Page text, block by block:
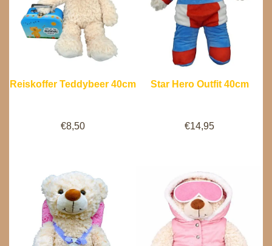
Reiskoffer Teddybeer 40cm
€8,50
Star Hero Outfit 40cm
€14,95